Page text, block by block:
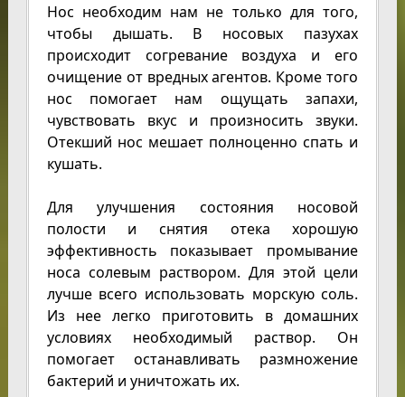
Нос необходим нам не только для того,
чтобы дышать. В носовых пазухах
происходит согревание воздуха и его
очищение от вредных агентов. Кроме того
нос помогает нам ощущать запахи,
чувствовать вкус и произносить звуки.
Отекший нос мешает полноценно спать и
кушать.
Для улучшения состояния носовой
полости и снятия отека хорошую
эффективность показывает промывание
носа солевым раствором. Для этой цели
лучше всего использовать морскую соль.
Из нее легко приготовить в домашних
условиях необходимый раствор. Он
помогает останавливать размножение
бактерий и уничтожать их.